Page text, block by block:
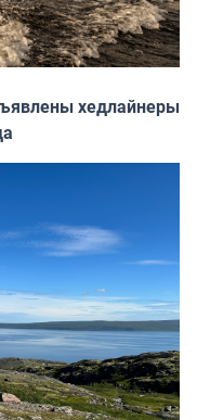
хедлайнеры